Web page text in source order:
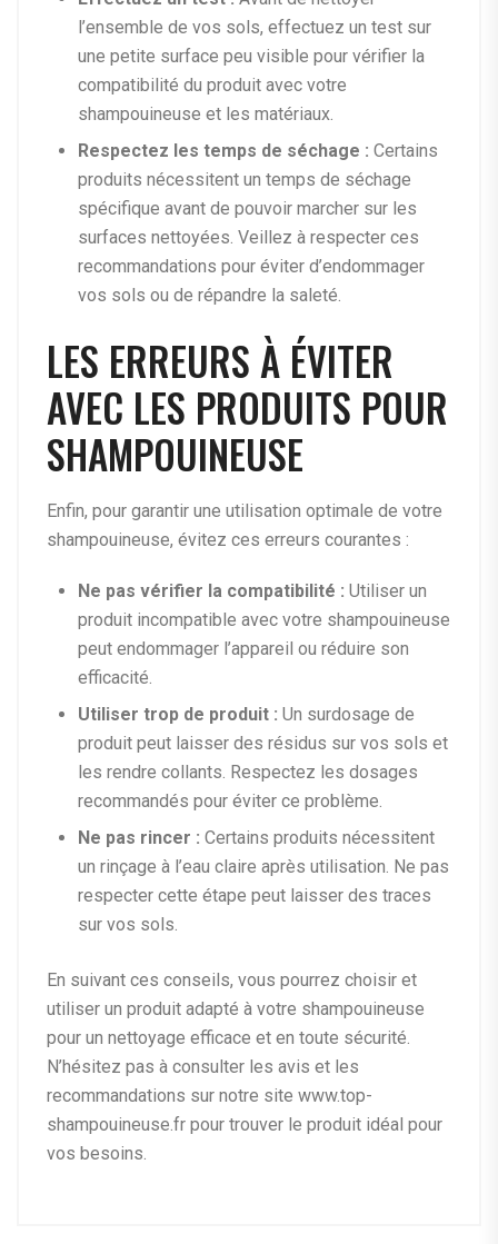
l’ensemble de vos sols, effectuez un test sur
une petite surface peu visible pour vérifier la
compatibilité du produit avec votre
shampouineuse et les matériaux.
Respectez les temps de séchage : Certains
produits nécessitent un temps de séchage
spécifique avant de pouvoir marcher sur les
surfaces nettoyées. Veillez à respecter ces
recommandations pour éviter d’endommager
vos sols ou de répandre la saleté.
LES ERREURS À ÉVITER
AVEC LES PRODUITS POUR
SHAMPOUINEUSE
Enfin, pour garantir une utilisation optimale de votre
shampouineuse, évitez ces erreurs courantes :
Ne pas vérifier la compatibilité : Utiliser un
produit incompatible avec votre shampouineuse
peut endommager l’appareil ou réduire son
efficacité.
Utiliser trop de produit : Un surdosage de
produit peut laisser des résidus sur vos sols et
les rendre collants. Respectez les dosages
recommandés pour éviter ce problème.
Ne pas rincer : Certains produits nécessitent
un rinçage à l’eau claire après utilisation. Ne pas
respecter cette étape peut laisser des traces
sur vos sols.
En suivant ces conseils, vous pourrez choisir et
utiliser un produit adapté à votre shampouineuse
pour un nettoyage efficace et en toute sécurité.
N’hésitez pas à consulter les avis et les
recommandations sur notre site www.top-
shampouineuse.fr pour trouver le produit idéal pour
vos besoins.